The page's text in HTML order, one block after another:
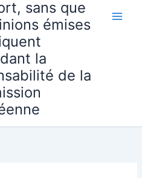
sans que
émises
la
de la